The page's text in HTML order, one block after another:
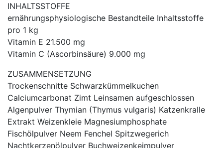
INHALTSSTOFFE
ernährungsphysiologische Bestandteile Inhaltsstoffe
pro 1 kg
Vitamin E 21.500 mg
Vitamin C (Ascorbinsäure) 9.000 mg
ZUSAMMENSETZUNG
Trockenschnitte Schwarzkümmelkuchen
Calciumcarbonat Zimt Leinsamen aufgeschlossen
Algenpulver Thymian (Thymus vulgaris) Katzenkralle
Extrakt Weizenkleie Magnesiumphosphate
Fischölpulver Neem Fenchel Spitzwegerich
Nachtkerzenölpulver Buchweizenkeimpulver